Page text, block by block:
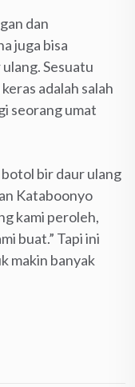
dan
juga bisa
Sesuatu
adalah salah
seorang umat
bir daur ulang
Kataboonyo
kami peroleh,
buat.” Tapi ini
makin banyak